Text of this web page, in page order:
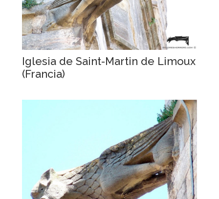
Iglesia de Saint-Martin de Limoux
(Francia)